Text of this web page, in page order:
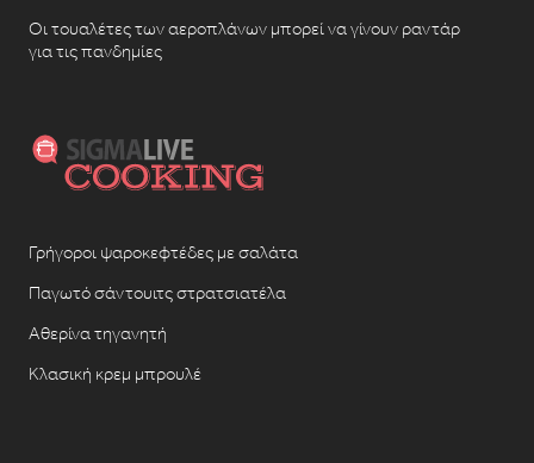
Οι τουαλέτες των αεροπλάνων μπορεί να γίνουν ραντάρ
για τις πανδημίες
Γρήγοροι ψαροκεφτέδες με σαλάτα
Παγωτό σάντουιτς στρατσιατέλα
Αθερίνα τηγανητή
Κλασική κρεμ μπρουλέ